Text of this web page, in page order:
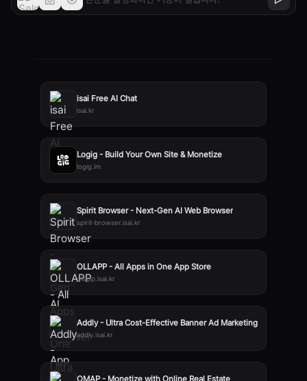
isai Free AI Chat
isai.kr
Logig - Build Your Own Site & Monetize
logig.im
Spirit Browser - Next-Gen AI Web Browser
spirit-browser.isai.kr
OLLAPP - All Apps in One App Store
ollapp.isai.kr
Addly - Ultra Cost-Effective Banner Ad Marketing
addly.isai.kr
OMAP - Monetize with Online Real Estate